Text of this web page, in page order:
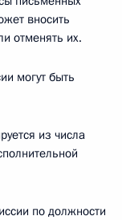
вносить
отменять их.
могут быть
из числа
по должности